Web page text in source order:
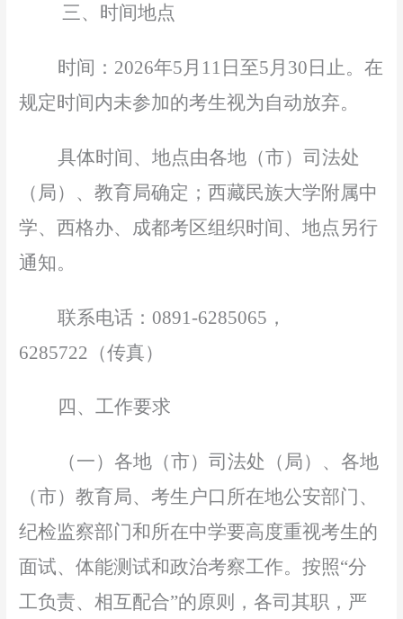
三、时间地点
时间： 2026年5月 11 日至5月 30 日止 。在
规定时间内未参加的考生视为 自动放弃。
具体时间、地点由各地 （市）司法处
（ 局） 、教育局确定；西藏民族大学附属中
学、西格办、成都考区组织时间、地点另行
通知。
联系电话： 0891-6285065，
6285722（传真）
四、工作要求
（一）各地 （市）司法处 （ 局） 、各地
（市）教育局、考生户口所在地公安部门、
纪检监察部门和所在中学要高度重视考生的
面试、体能测试和政治考察工作。按照“分
工负责、相互配合”的原则，各司其职，严